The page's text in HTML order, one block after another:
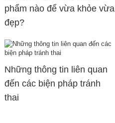
phẩm nào để vừa khỏe vừa
đẹp?
Những thông tin liên quan
đến các biện pháp tránh
thai